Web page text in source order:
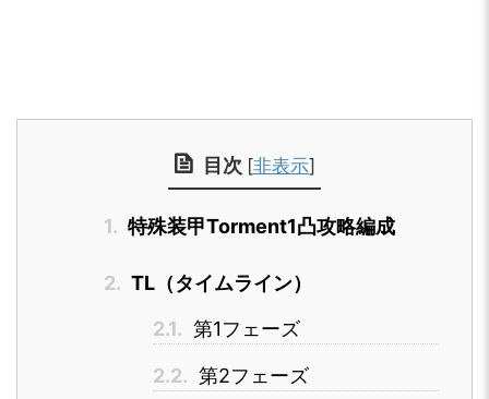
目次 [非表示]
1. 特殊装甲Torment1凸攻略編成
2. TL（タイムライン）
2.1. 第1フェーズ
2.2. 第2フェーズ